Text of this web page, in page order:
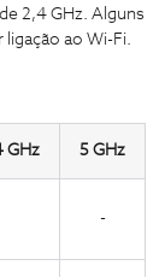
2,4 GHz. Alguns
ao Wi-Fi.
GHz 5 GHz
-